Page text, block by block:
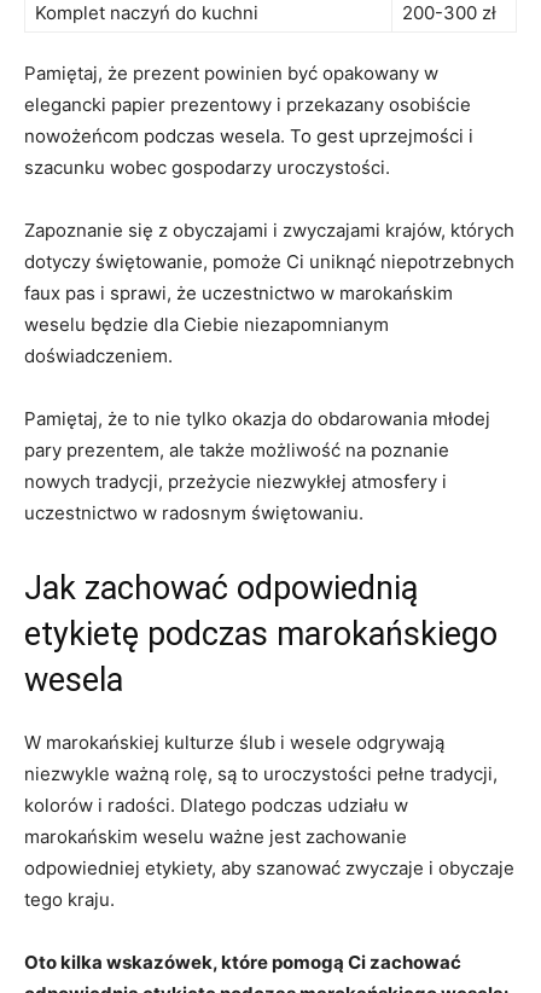
Komplet naczyń do kuchni
200-300 zł
Pamiętaj, że⁤ prezent​ powinien być opakowany w
⁣elegancki papier prezentowy‌ i przekazany osobiście
nowożeńcom podczas wesela. To ⁤gest uprzejmości i
szacunku wobec‍ gospodarzy uroczystości.
Zapoznanie ⁤się z obyczajami i zwyczajami krajów, których
dotyczy świętowanie, ⁣pomoże Ci uniknąć⁢ niepotrzebnych⁣
faux pas i sprawi, że uczestnictwo w marokańskim⁤
weselu będzie dla ‍Ciebie ⁣niezapomnianym
doświadczeniem.
Pamiętaj, że to nie tylko​ okazja do obdarowania młodej
‌pary ⁤prezentem, ale także możliwość na poznanie
nowych tradycji, przeżycie niezwykłej atmosfery i
⁢uczestnictwo w‌ radosnym świętowaniu.
Jak zachować odpowiednią
etykietę podczas marokańskiego
wesela
W marokańskiej kulturze ślub i wesele odgrywają‌
niezwykle ważną rolę, są‍ to uroczystości pełne tradycji,
kolorów i radości. Dlatego podczas udziału w
marokańskim weselu ważne jest zachowanie
odpowiedniej etykiety, aby szanować zwyczaje i obyczaje
tego​ kraju.
Oto kilka wskazówek, które ‌pomogą Ci zachować